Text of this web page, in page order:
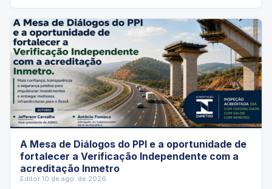
A Mesa de Diálogos do PPI e a oportunidade de
fortalecer a Verificação Independente com a
acreditação Inmetro
Editor·10 de ago. de 2026